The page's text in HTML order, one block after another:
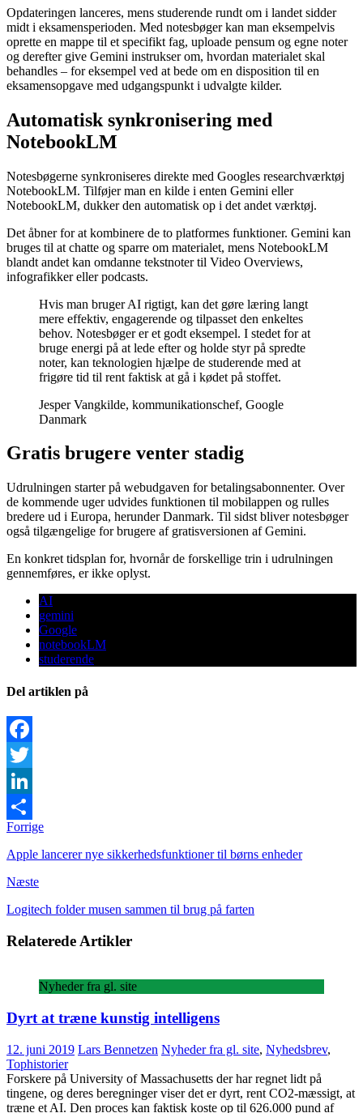
Opdateringen lanceres, mens studerende rundt om i landet sidder
midt i eksamensperioden. Med notesbøger kan man eksempelvis
oprette en mappe til et specifikt fag, uploade pensum og egne noter
og derefter give Gemini instrukser om, hvordan materialet skal
behandles – for eksempel ved at bede om en disposition til en
eksamensopgave med udgangspunkt i udvalgte kilder.
Automatisk synkronisering med
NotebookLM
Notesbøgerne synkroniseres direkte med Googles researchværktøj
NotebookLM. Tilføjer man en kilde i enten Gemini eller
NotebookLM, dukker den automatisk op i det andet værktøj.
Det åbner for at kombinere de to platformes funktioner. Gemini kan
bruges til at chatte og sparre om materialet, mens NotebookLM
blandt andet kan omdanne tekstnoter til Video Overviews,
infografikker eller podcasts.
Hvis man bruger AI rigtigt, kan det gøre læring langt
mere effektiv, engagerende og tilpasset den enkeltes
behov. Notesbøger er et godt eksempel. I stedet for at
bruge energi på at lede efter og holde styr på spredte
noter, kan teknologien hjælpe de studerende med at
frigøre tid til rent faktisk at gå i kødet på stoffet.
Jesper Vangkilde, kommunikationschef, Google
Danmark
Gratis brugere venter stadig
Udrulningen starter på webudgaven for betalingsabonnenter. Over
de kommende uger udvides funktionen til mobilappen og rulles
bredere ud i Europa, herunder Danmark. Til sidst bliver notesbøger
også tilgængelige for brugere af gratisversionen af Gemini.
En konkret tidsplan for, hvornår de forskellige trin i udrulningen
gennemføres, er ikke oplyst.
AI
gemini
Google
notebookLM
studerende
Del artiklen på
Facebook
Twitter
LinkedIn
Share
Forrige
Apple lancerer nye sikkerhedsfunktioner til børns enheder
Næste
Logitech folder musen sammen til brug på farten
Relaterede Artikler
Nyheder fra gl. site
Dyrt at træne kunstig intelligens
12. juni 2019 Lars Bennetzen Nyheder fra gl. site, Nyhedsbrev,
Tophistorier
Forskere på University of Massachusetts der har regnet lidt på
tingene, og deres beregninger viser det er dyrt, rent CO2-mæssigt, at
træne et AI. Den proces kan faktisk koste op til 626.000 pund af